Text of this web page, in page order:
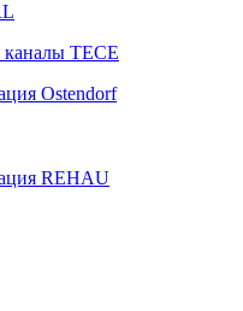
TECE
Ostendorf
REHAU